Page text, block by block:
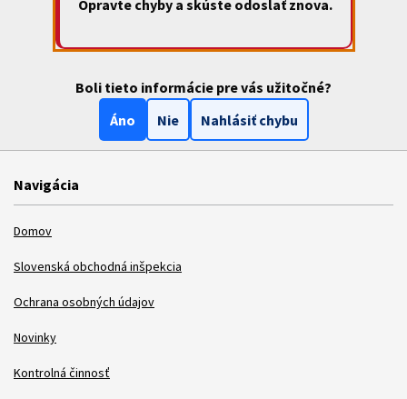
Opravte chyby a skúste odoslať znova.
Boli tieto informácie pre vás užitočné?
Áno
Nie Nahlásiť chybu
Navigácia
Domov
Slovenská obchodná inšpekcia
Ochrana osobných údajov
Novinky
Kontrolná činnosť